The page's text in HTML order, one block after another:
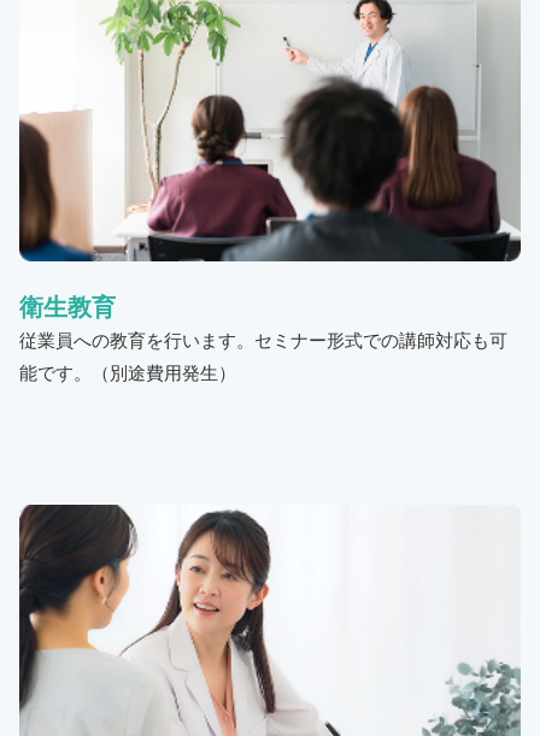
衛生教育
従業員への教育を行います。セミナー形式での講師対応も可
能です。（別途費用発生）